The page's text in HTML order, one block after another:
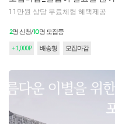
11만원 상당 무료체험 혜택제공
2명 신청/10명 모집중
+ 1,000P 배송형 모집마감